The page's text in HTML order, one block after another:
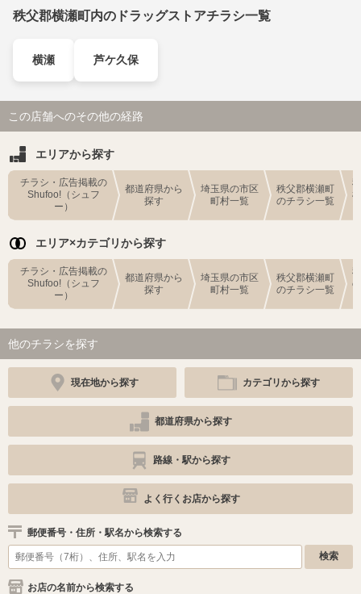
秩父郡横瀬町内のドラッグストアチラシ一覧
横瀬 芦ケ久保
この店舗へのその他の経路
エリアから探す
チラシ・広告掲載の
Shufoo!（シュフ
ー）
都道府県から
探す
埼玉県の市区
町村一覧
秩父郡横瀬町
のチラシ一覧
エリア×カテゴリから探す
チラシ・広告掲載の
Shufoo!（シュフ
ー）
都道府県から
探す
埼玉県の市区
町村一覧
秩父郡横瀬町
のチラシ一覧
他のチラシを探す
現在地から探す カテゴリから探す
都道府県から探す
路線・駅から探す
よく行くお店から探す
郵便番号・住所・駅名から検索する
お店の名前から検索する